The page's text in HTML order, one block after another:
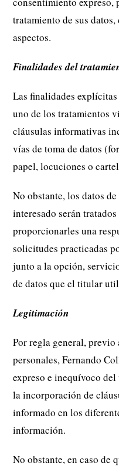
tratamiento de sus
aspectos.
Finalidades del
Las finalidades
uno de los tratamientos
cláusulas informativas
vías de toma de datos
papel, locuciones o
No obstante, los datos
interesado serán
proporcionarles una
solicitudes practicadas
junto a la opción,
de datos que el titular
Legitimación
Por regla general,
personales, Fernando
expreso e inequívoco
la incorporación de
informado en los
información.
No obstante, en caso de